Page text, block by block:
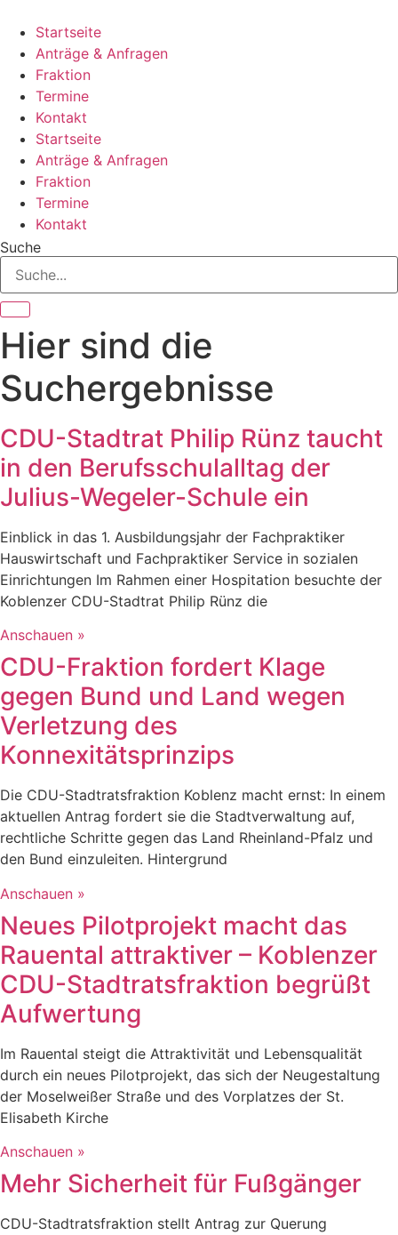
Inhalt
springen
Startseite
Anträge & Anfragen
Fraktion
Termine
Kontakt
Startseite
Anträge & Anfragen
Fraktion
Termine
Kontakt
Suche
Hier sind die
Suchergebnisse
CDU-Stadtrat Philip Rünz taucht
in den Berufsschulalltag der
Julius-Wegeler-Schule ein
Einblick in das 1. Ausbildungsjahr der Fachpraktiker
Hauswirtschaft und Fachpraktiker Service in sozialen
Einrichtungen Im Rahmen einer Hospitation besuchte der
Koblenzer CDU-Stadtrat Philip Rünz die
Anschauen »
CDU-Fraktion fordert Klage
gegen Bund und Land wegen
Verletzung des
Konnexitätsprinzips
Die CDU-Stadtratsfraktion Koblenz macht ernst: In einem
aktuellen Antrag fordert sie die Stadtverwaltung auf,
rechtliche Schritte gegen das Land Rheinland-Pfalz und
den Bund einzuleiten. Hintergrund
Anschauen »
Neues Pilotprojekt macht das
Rauental attraktiver – Koblenzer
CDU-Stadtratsfraktion begrüßt
Aufwertung
Im Rauental steigt die Attraktivität und Lebensqualität
durch ein neues Pilotprojekt, das sich der Neugestaltung
der Moselweißer Straße und des Vorplatzes der St.
Elisabeth Kirche
Anschauen »
Mehr Sicherheit für Fußgänger
CDU-Stadtratsfraktion stellt Antrag zur Querung